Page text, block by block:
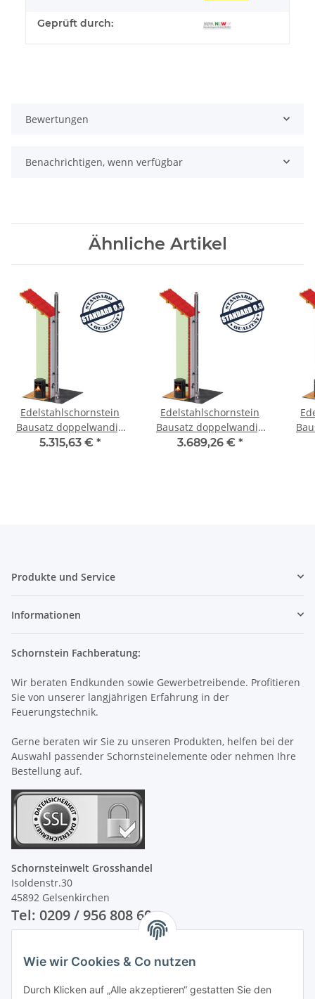
Geprüft durch:
Bewertungen
Benachrichtigen, wenn verfügbar
Ähnliche Artikel
Edelstahlschornstein
Bausatz doppelwandig
7,7 m SWDORO05 DW5.315,63 € *
Edelstahlschornstein
Bausatz doppelwandig
4,2 m SWDORO05 DW3.689,26 € *
Produkte und Service
Informationen
Schornstein Fachberatung:
Wir beraten Endkunden sowie Gewerbetreibende. Profitieren
Sie von unserer langjährigen Erfahrung in der
Feuerungstechnik.
Gerne beraten wir Sie zu unseren Produkten, helfen bei der
Auswahl passender Schornsteinelemente oder nehmen Ihre
Bestellung auf.
Schornsteinwelt Grosshandel
Isoldenstr.30
45892 Gelsenkirchen
Tel: 0209 / 956 808 60
Unsere Zahlungsarten
Wie wir Cookies & Co nutzen
Durch Klicken auf „Alle akzeptieren“ gestatten Sie den